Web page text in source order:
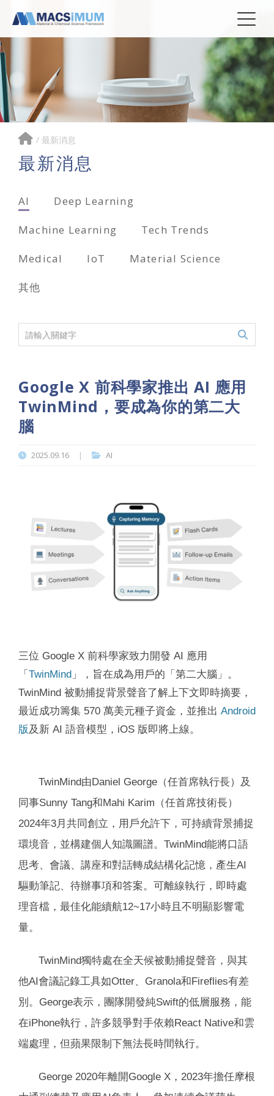
/ 最新消息
最新消息
AI Deep Learning
Machine Learning Tech Trends
Medical IoT Material Science
其他
Google X 前科學家推出 AI 應用
TwinMind，要成為你的第二大
腦
2025.09.16 | AI
三位 Google X 前科學家致力開發 AI 應用
「 TwinMind 」，旨在成為用戶的「第二大腦」。
TwinMind 被動捕捉背景聲音了解上下文即時摘要，
最近成功籌集 570 萬美元種子資金，並推出 Android
版 及新 AI 語音模型，iOS 版即將上線。
TwinMind由Daniel George（任首席執行長）及
同事Sunny Tang和Mahi Karim（任首席技術長）
2024年3月共同創立，用戶允許下，可持續背景捕捉
環境音，並構建個人知識圖譜。TwinMind能將口語
思考、會議、講座和對話轉成結構化記憶，產生AI
驅動筆記、待辦事項和答案。可離線執行，即時處
理音檔，最佳化能續航12~17小時且不明顯影響電
量。
TwinMind獨特處在全天候被動捕捉聲音，與其
他AI會議記錄工具如Otter、Granola和Fireflies有差
別。George表示，團隊開發純Swift的低層服務，能
在iPhone執行，許多競爭對手依賴React Native和雲
端處理，但蘋果限制下無法長時間執行。
George 2020年離開Google X，2023年擔任摩根